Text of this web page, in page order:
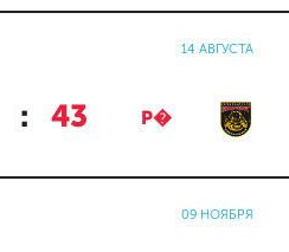
14 АВГУСТА
: 43 Р�
09 НОЯБРЯ